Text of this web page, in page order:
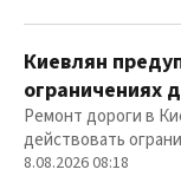
Киевлян
ограничениях
Ремонт дороги в
действовать
8.08.2026 08:18